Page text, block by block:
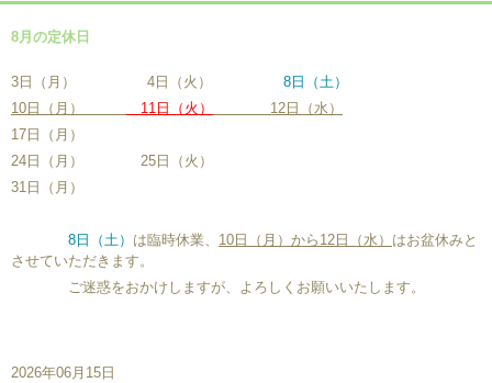
8月の定休日
3日（月） 4日（火） 8日（土）
10日（月）
11日（火）
12日（水）
17日（月）
24日（月） 25日（火）
31日（月）
8日（土） は臨時休業、 10日（月）から12日（水） はお盆休みと
させていただきます。
ご迷惑をおかけしますが、よろしくお願いいたします。
2026年06月15日